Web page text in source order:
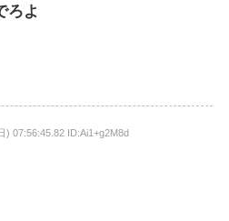
ろよ
) 07:56:45.82 ID:Ai1+g2M8d